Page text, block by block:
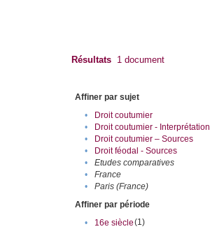
Résultats 1 document
Affiner par sujet
•
Droit coutumier
•
Droit coutumier - Interprétation
•
Droit coutumier – Sources
•
Droit féodal - Sources
•
Etudes comparatives
•
France
•
Paris (France)
Affiner par période
•
16e siècle(1)